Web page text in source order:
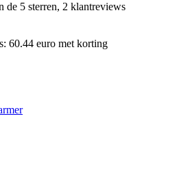
de 5 sterren, 2 klantreviews
60.44 euro met korting